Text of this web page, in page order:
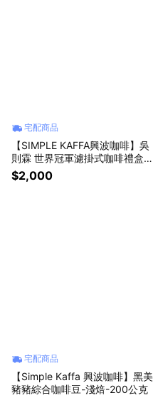
宅配商品
【SIMPLE KAFFA興波咖啡】吳
則霖 世界冠軍濾掛式咖啡禮盒18
包組 x 1 盒 (高單價掛耳包.衣索
比亞日曬.衣索比亞水洗)
$2,000
宅配商品
【Simple Kaffa 興波咖啡】黑美
豬豬綜合咖啡豆-淺焙-200公克